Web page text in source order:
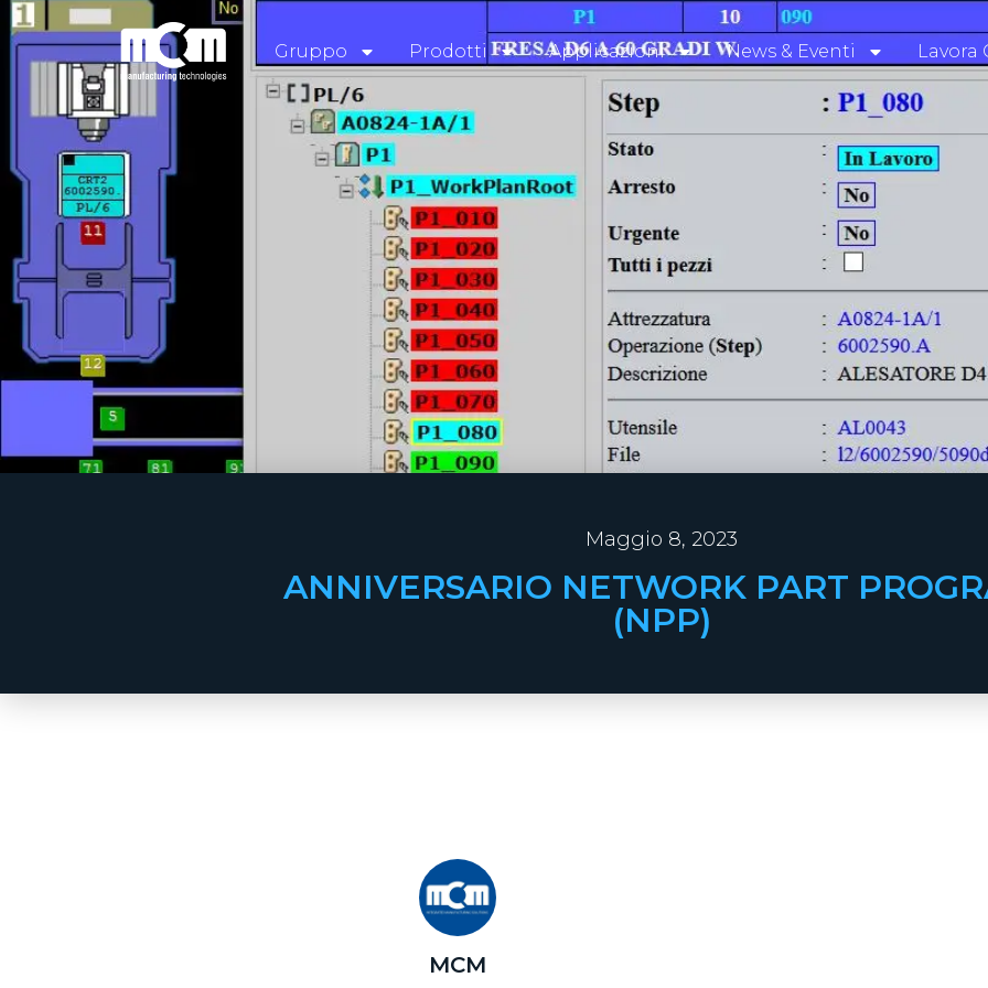
Gruppo Prodotti Applicazioni News & Eventi Lavora
Maggio 8, 2023
ANNIVERSARIO NETWORK PART
(NPP)
MCM